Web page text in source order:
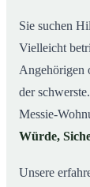
04Ablauf
05Ihre
06
Jetzt
Sie suchen
Vielleicht
Angehörigen
der
Messie-
Würde,
Unsere